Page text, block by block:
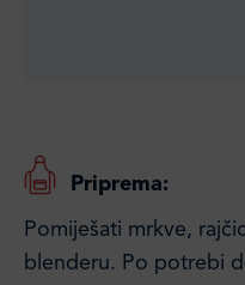
Priprema:
Pomiješati mrkve,
blenderu. Po potrebi